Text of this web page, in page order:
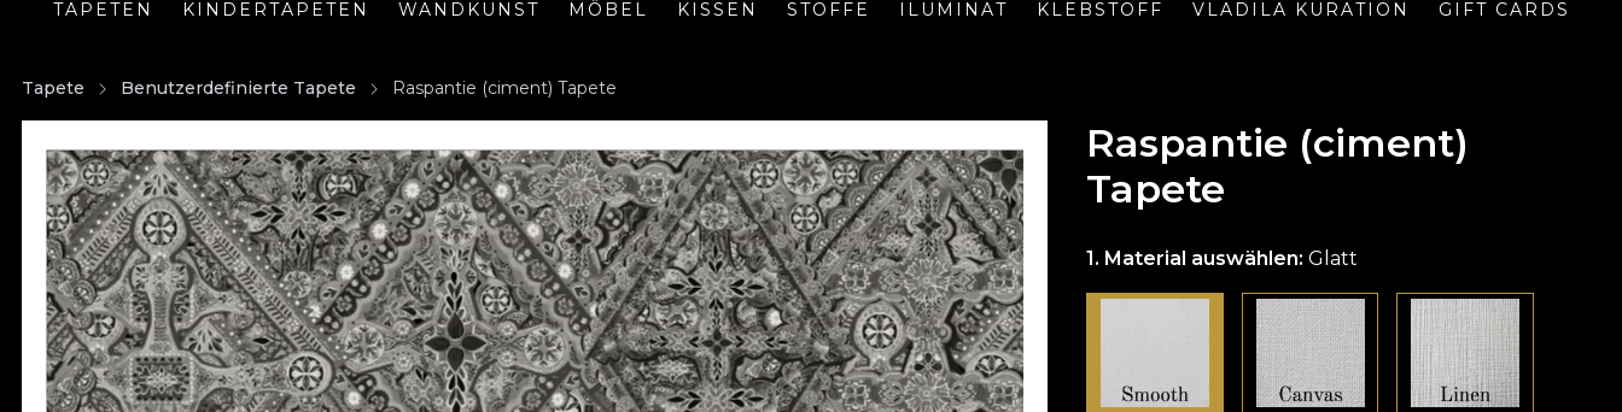
TAPETEN KINDERTAPETEN WANDKUNST MÖBEL KISSEN STOFFE ILUMINAT KLEBSTOFF VLADILA KURATION GIFT CARDS
Tapete Benutzerdefinierte Tapete Raspantie (ciment) Tapete
Raspantie (ciment)
Tapete
Material auswählen:Glatt